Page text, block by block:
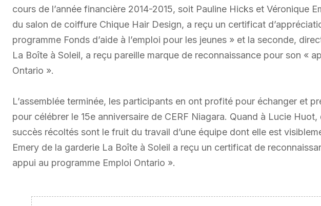
cours de l’année financière 2014-2015, soit Pauline Hicks et Véronique
du salon de coiffure Chique Hair Design, a reçu un certificat
programme Fonds d’aide à l’emploi pour les jeunes » et la seconde,
La Boîte à Soleil, a reçu pareille marque de reconnaissance pour son «
Ontario ».
L’assemblée terminée, les participants en ont profité pour échanger et
pour célébrer le 15e anniversaire de CERF Niagara. Quand à Lucie
succès récoltés sont le fruit du travail d’une équipe dont elle est
Emery de la garderie La Boîte à Soleil a reçu un certificat de
appui au programme Emploi Ontario ».